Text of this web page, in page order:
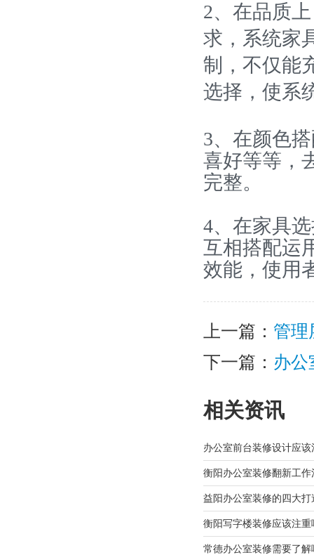
2、在品质
求，系统家
制，不仅能
选择，使系
3、在颜色
喜好等等，
完整。
4、在家具
互相搭配运
效能，使用
上一篇： 管理
下一篇： 办公
相关资讯
办公室前台装修设计应该
衡阳办公室装修翻新工作
益阳办公室装修的四大打
衡阳写字楼装修应该注重
常德办公室装修需要了解